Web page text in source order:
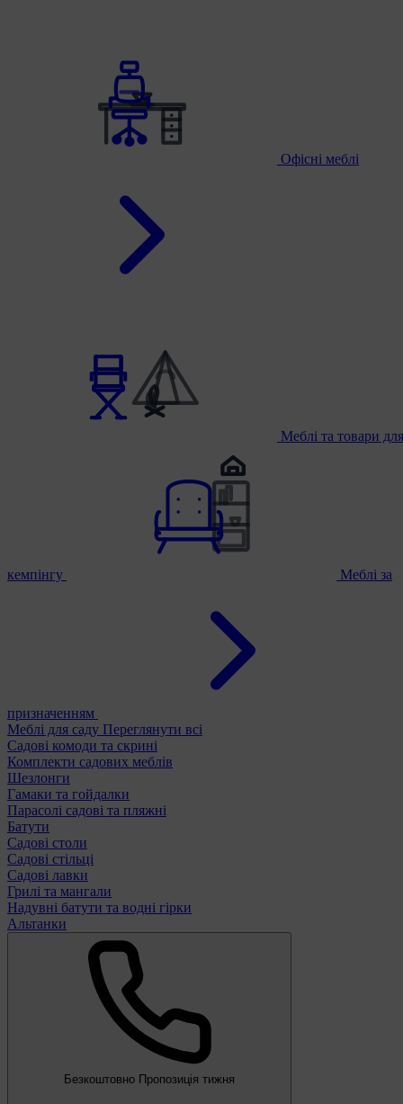
Офісні меблі
Меблі та товари для
кемпінгу Меблі за
призначенням
Меблі для саду Переглянути всі
Садові комоди та скрині
Комплекти садових меблів
Шезлонги
Гамаки та гойдалки
Парасолі садові та пляжні
Батути
Садові столи
Садові стільці
Садові лавки
Грилі та мангали
Надувні батути та водні гірки
Альтанки
Безкоштовно Пропозиція тижня